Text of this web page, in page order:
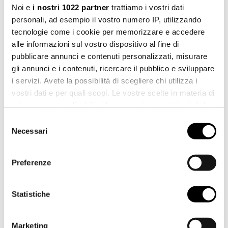
Noi e i nostri 1022 partner trattiamo i vostri dati
personali, ad esempio il vostro numero IP, utilizzando
tecnologie come i cookie per memorizzare e accedere
alle informazioni sul vostro dispositivo al fine di
pubblicare annunci e contenuti personalizzati, misurare
gli annunci e i contenuti, ricercare il pubblico e sviluppare
i servizi. Avete la possibilità di scegliere chi utilizza i
vostri dati e per quali scopi. Le vostre scelte in materia di
modificare o revocare il proprio consenso in qualsiasi
momento dalla Dichiarazione sui cookie o facendo clic
raccogliere informazioni sulla tua posizione
geografica, con un'approssimazione di qualche
delNecessari
Preferenze
Statistiche
Marketing
COGNOME *
PAESE *